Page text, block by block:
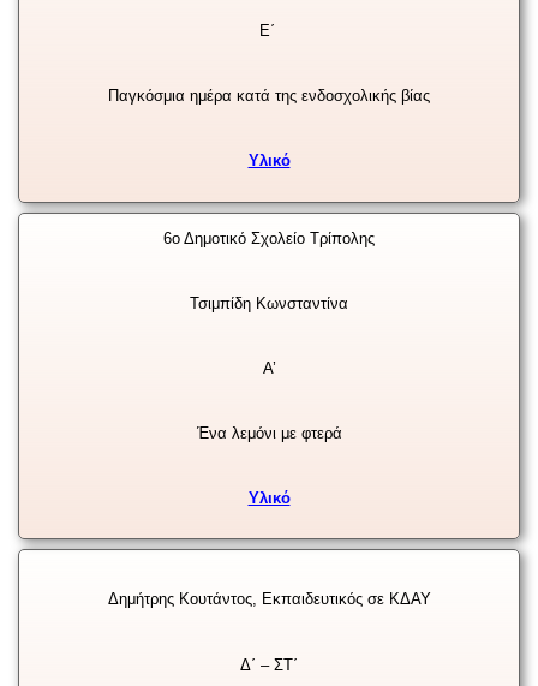
Ε΄
Παγκόσμια ημέρα κατά της ενδοσχολικής βίας
Υλικό
6ο Δημοτικό Σχολείο Τρίπολης
Τσιμπίδη Κωνσταντίνα
Α’
Ένα λεμόνι με φτερά
Υλικό
Δημήτρης Κουτάντος, Εκπαιδευτικός σε ΚΔΑΥ
Δ΄ – ΣΤ΄